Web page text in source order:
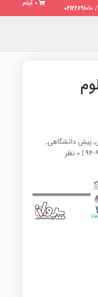
0 آیتم
,پیش دانشگاهی,
| 0 نظر